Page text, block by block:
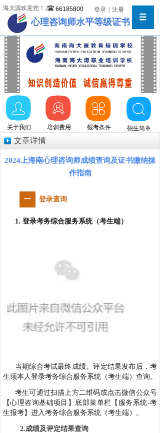
海大源欢迎您！ 66185800 登录 注册
心理咨询师水平等级证书
关于我们 培训费用 报考条件 招生简章
文章详情
2024上海南心理咨询师成绩查询及证书缴纳操
作指南
一 登录查询
1. 登录考务综合服务系统（考生端）
当期综合考试最终成绩、评定结果发布后，考
生须本人登录考务综合服务系统（考生端）查询。
考生可通过扫描上方二维码或点击微信公众号
【心理咨询基础项目】底部菜单栏【服务系统-考
生报考】进入考务综合服务系统（考生端）。
2.成绩及评定结果查询